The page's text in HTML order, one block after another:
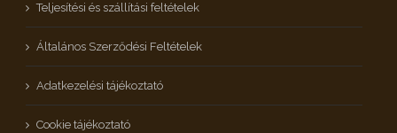
Teljesítési és szállítási feltételek
Általános Szerződési Feltételek
Adatkezelési tájékoztató
Cookie tájékoztató